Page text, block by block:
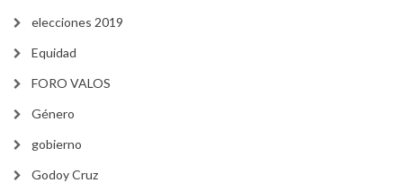
elecciones 2019
Equidad
FORO VALOS
Género
gobierno
Godoy Cruz